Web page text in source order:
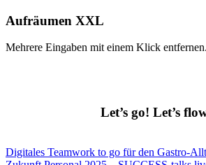
Aufräumen XXL
Mehrere Eingaben mit einem Klick entfernen.
Let’s go! Let’s
Digitales Teamwork to go für den Gastro-